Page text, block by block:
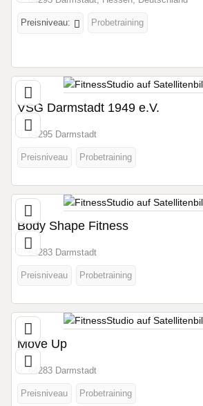
Preisniveau: Probetraining
VSG Darmstadt 1949 e.V.
64295 Darmstadt
Preisniveau Probetraining
Body Shape Fitness
64283 Darmstadt
Preisniveau Probetraining
Move Up
64283 Darmstadt
Preisniveau Probetraining